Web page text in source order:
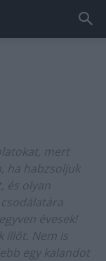
mert
ha habzsoljuk
és olyan
évesek!
illőt. Nem is
egy kalandot